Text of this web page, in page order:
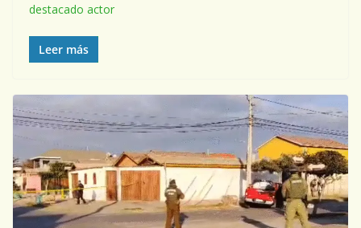
destacado actor
Leer más